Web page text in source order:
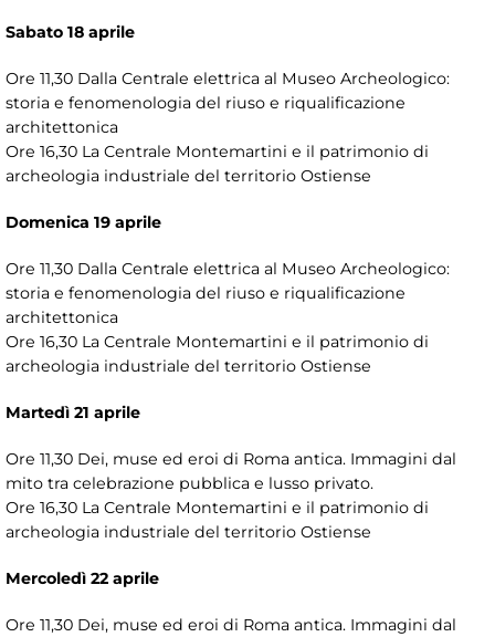
Sabato 18 aprile
Ore 11,30 Dalla Centrale elettrica al Museo Archeologico:
storia e fenomenologia del riuso e riqualificazione
architettonica
Ore 16,30 La Centrale Montemartini e il patrimonio di
archeologia industriale del territorio Ostiense
Domenica 19 aprile
Ore 11,30 Dalla Centrale elettrica al Museo Archeologico:
storia e fenomenologia del riuso e riqualificazione
architettonica
Ore 16,30 La Centrale Montemartini e il patrimonio di
archeologia industriale del territorio Ostiense
Martedì 21 aprile
Ore 11,30 Dei, muse ed eroi di Roma antica. Immagini dal
mito tra celebrazione pubblica e lusso privato.
Ore 16,30 La Centrale Montemartini e il patrimonio di
archeologia industriale del territorio Ostiense
Mercoledì 22 aprile
Ore 11,30 Dei, muse ed eroi di Roma antica. Immagini dal